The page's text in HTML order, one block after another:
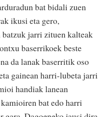
bat bidali zuen
ikusi eta gero,
jarri zituen kalteak
baserrikoek beste
da lanak baserritik oso
gainean harri-lubeta jarri
handiak lanean
bat edo harri